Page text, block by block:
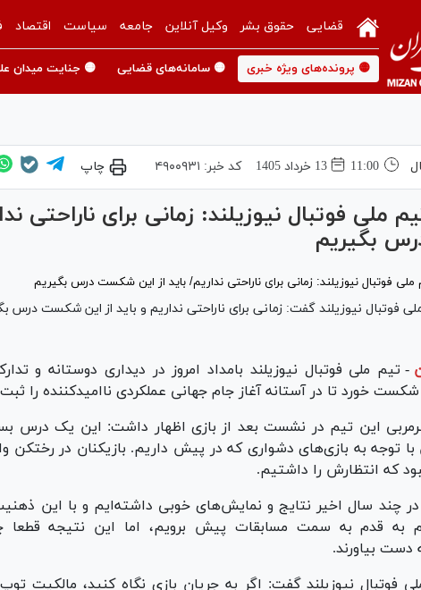
قضایی حقوق بشر وکیل آنلاین جامعه سیاست اقتصاد
🟡 پرونده‌های ویژه خبری 🟡 سامانه‌های قضایی 🟡 جنایت میدان
11:00 13 خرداد 1405 کد خبر: ۴۹۰۰۹۳۱ چاپ
ملی فوتبال نیوزیلند: زمانی برای ناراحتی
بگیریم
فوتبال نیوزیلند گفت: زمانی برای ناراحتی نداریم و باید از این شکست درس
-
خورد تا در آستانه آغاز جام جهانی عملکردی ناامیدکننده را
این تیم در نشست بعد از بازی اظهار داشت: این یک درس
توجه به بازی‌های دشواری که در پیش داریم. بازیکنان در رختکن
که انتظارش را داشتیم.
در چند سال اخیر نتایج و نمایش‌های خوبی داشته‌ایم و با این
قدم به سمت مسابقات پیش برویم، اما این نتیجه قطعا
دست بیاورند.
فوتبال نیوزیلند گفت: اگر به جریان بازی نگاه کنید، مالکیت توپ